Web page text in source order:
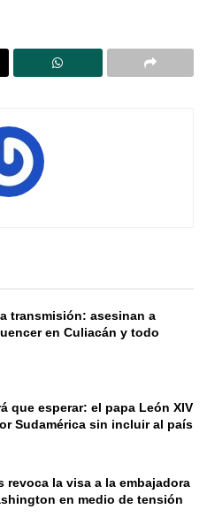
transmisión: asesinan a
en Culiacán y todo
que esperar: el papa León XIV
Sudamérica sin incluir al país
revoca la visa a la embajadora
en medio de tensión